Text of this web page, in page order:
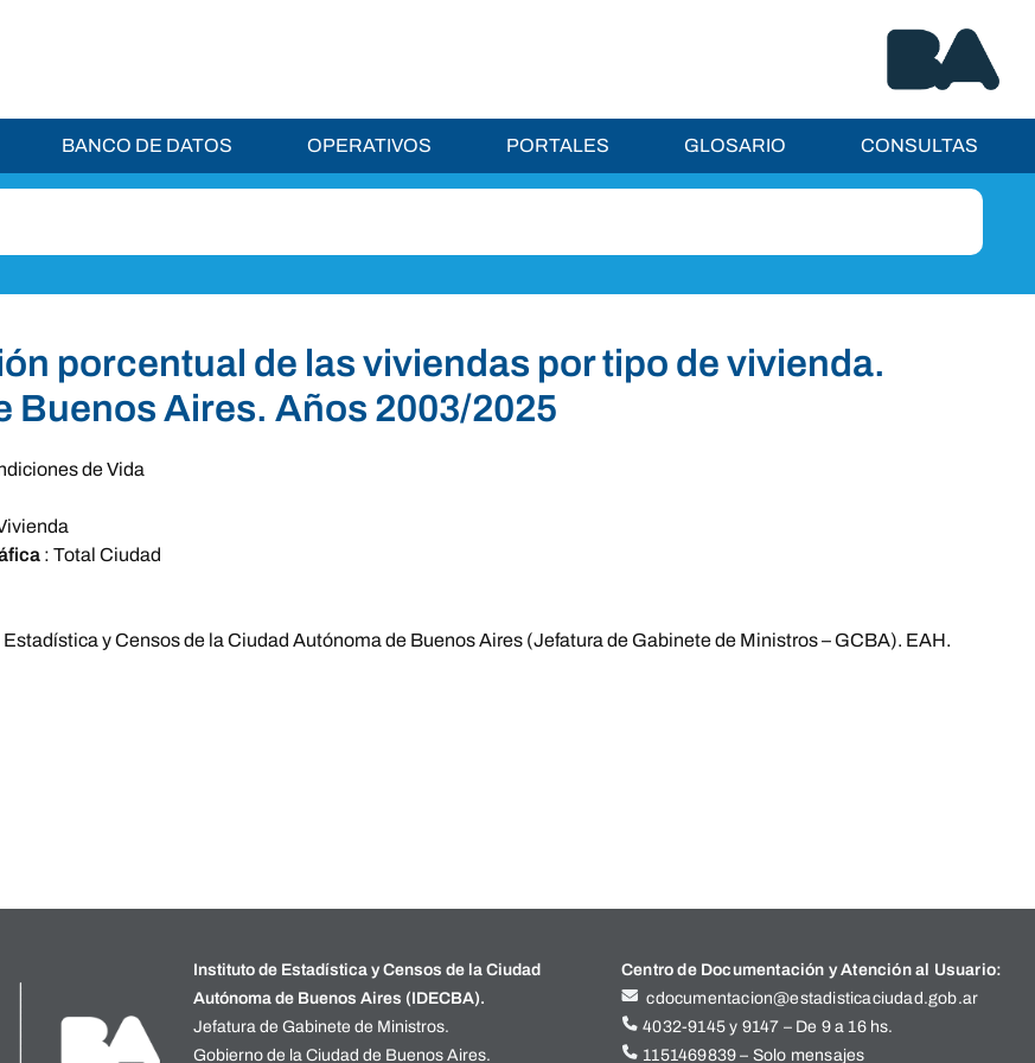
BANCO DE DATOS OPERATIVOS PORTALES GLOSARIO CONSULTAS
porcentual de las viviendas por tipo de vivienda.
Buenos Aires. Años 2003/2025
de Vida
: Total Ciudad
y Censos de la Ciudad Autónoma de Buenos Aires (Jefatura de Gabinete de Ministros – GCBA). EAH.
Instituto de Estadística y Censos de la Ciudad
Autónoma de Buenos Aires (IDECBA).
Jefatura de Gabinete de Ministros.
Gobierno de la Ciudad de Buenos Aires.
Centro de Documentación y Atención al Usuario:
cdocumentacion@estadisticaciudad.gob.ar
4032-9145 y 9147 – De 9 a 16 hs.
1151469839 – Solo mensajes